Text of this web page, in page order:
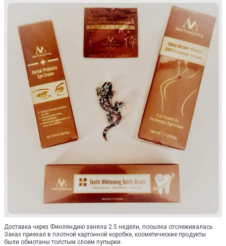
Доставка через Финляндию заняла 2.5 недели, посылка отслеживалась.
Заказ приехал в плотной картонной коробке, косметические продукты
были обмотаны толстым слоем пупырки.